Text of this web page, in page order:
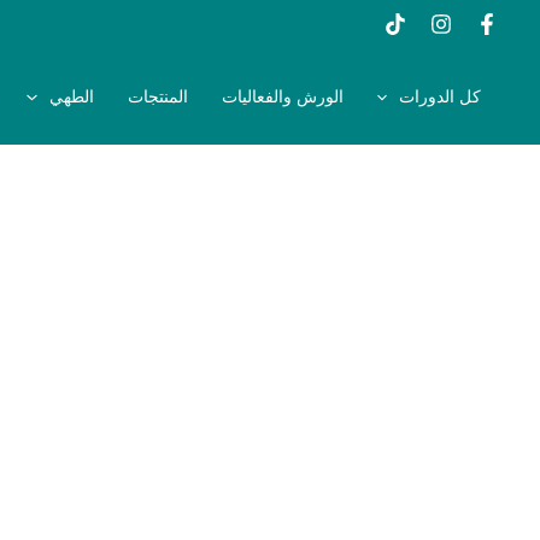
كل الدورات الورش والفعاليات المنتجات الطهي